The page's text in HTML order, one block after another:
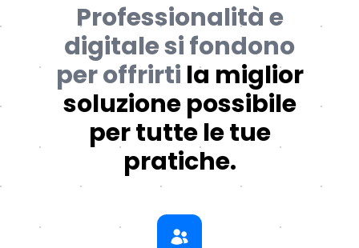
Professionalità e
digitale si fondono
per offrirti la miglior
soluzione possibile
per tutte le tue
pratiche.